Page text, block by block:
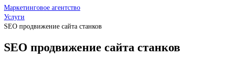
Маркетинговое агентство
Услуги
SEO продвижение сайта станков
SEO продвижение сайта станков